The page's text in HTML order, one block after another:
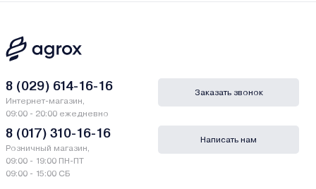
8 (029) 614-16-16
Интернет-магазин,
09:00 - 20:00 ежедневно
8 (017) 310-16-16
Розничный магазин,
09:00 - 19:00 ПН-ПТ
09:00 - 15:00 СБ
Заказать звонок
Написать нам